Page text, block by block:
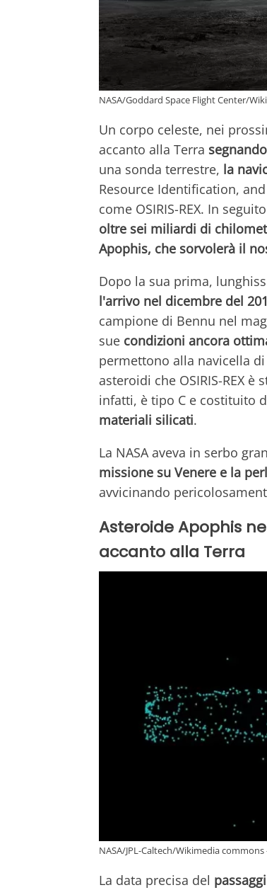
NASA/Goddard Space Flight Center/
Un corpo celeste, nei
accanto alla Terra
una sonda terrestre, la
Resource Identification,
come OSIRIS-REX. In
oltre sei miliardi di
Apophis, che sorvolerà il
Dopo la sua prima,
l'arrivo nel dicembre del
campione di Bennu nel
sue condizioni ancora
permettono alla navicella
asteroidi che OSIRIS-REX
infatti, è tipo C e costituito
materiali silicati.
La NASA aveva in serbo
missione su Venere e la
avvicinando
Asteroide Apophis
accanto alla Terra
NASA/JPL-Caltech/Wikimedia
La data precisa del